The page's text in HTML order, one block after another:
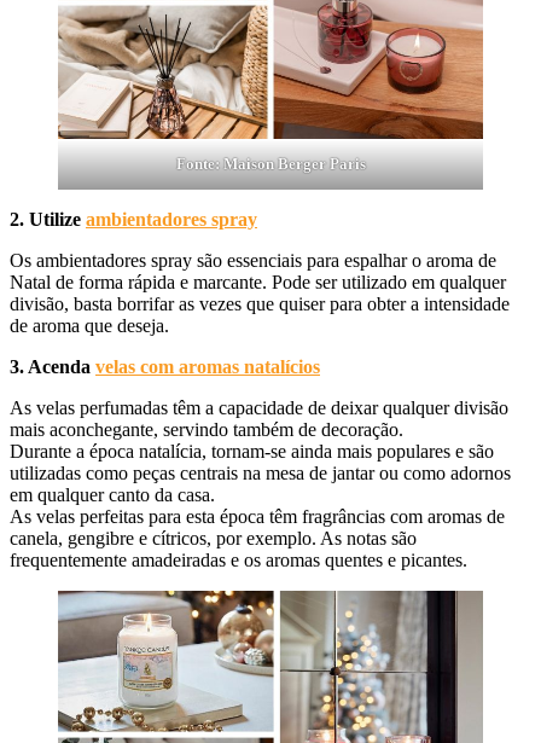
Fonte: Maison Berger Paris
2. Utilize ambientadores spray
Os ambientadores spray são essenciais para espalhar o aroma de
Natal de forma rápida e marcante. Pode ser utilizado em qualquer
divisão, basta borrifar as vezes que quiser para obter a intensidade
de aroma que deseja.
3. Acenda velas com aromas natalícios
As velas perfumadas têm a capacidade de deixar qualquer divisão
mais aconchegante, servindo também de decoração.
Durante a época natalícia, tornam-se ainda mais populares e são
utilizadas como peças centrais na mesa de jantar ou como adornos
em qualquer canto da casa.
As velas perfeitas para esta época têm fragrâncias com aromas de
canela, gengibre e cítricos, por exemplo. As notas são
frequentemente amadeiradas e os aromas quentes e picantes.